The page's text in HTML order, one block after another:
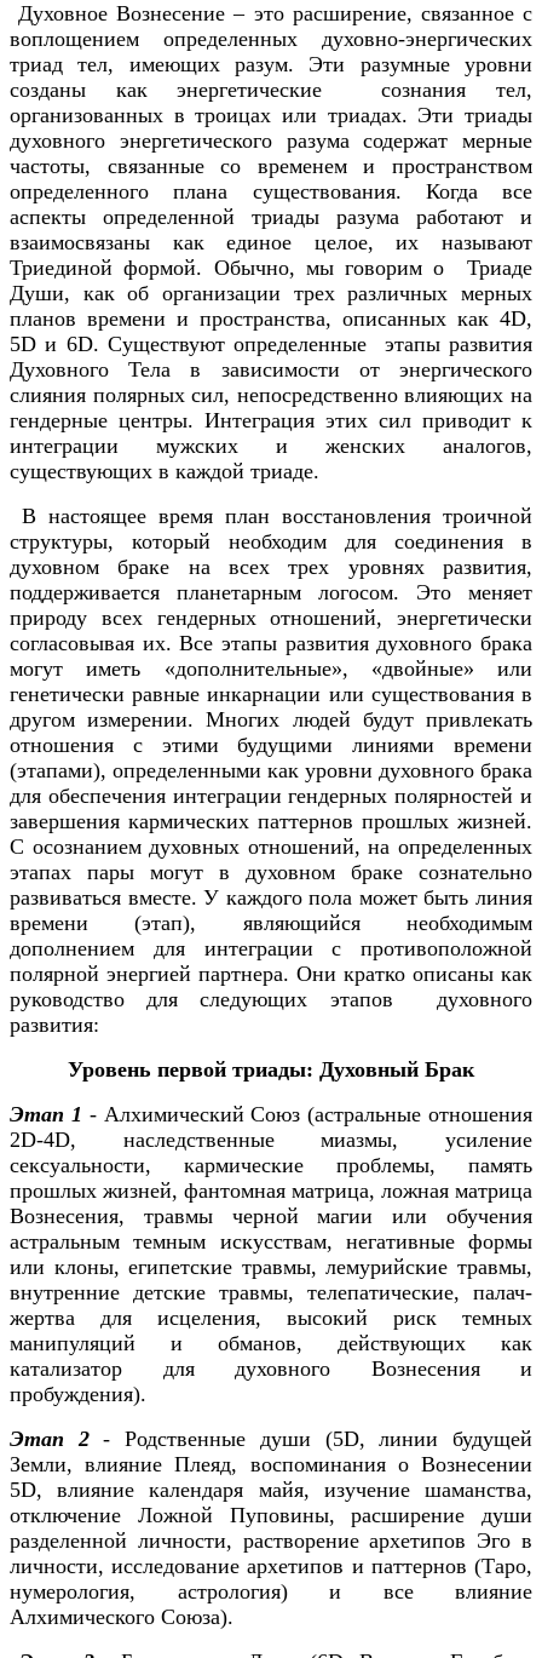
Духовное Вознесение – это расширение, связанное с
воплощением определенных духовно-энергических
триад тел, имеющих разум. Эти разумные уровни
созданы как энергетические сознания тел,
организованных в троицах или триадах. Эти триады
духовного энергетического разума содержат мерные
частоты, связанные со временем и пространством
определенного плана существования. Когда все
аспекты определенной триады разума работают и
взаимосвязаны как единое целое, их называют
Триединой формой. Обычно, мы говорим о Триаде
Души, как об организации трех различных мерных
планов времени и пространства, описанных как 4D,
5D и 6D. Существуют определенные этапы развития
Духовного Тела в зависимости от энергического
слияния полярных сил, непосредственно влияющих на
гендерные центры. Интеграция этих сил приводит к
интеграции мужских и женских аналогов,
существующих в каждой триаде.
В настоящее время план восстановления троичной
структуры, который необходим для соединения в
духовном браке на всех трех уровнях развития,
поддерживается планетарным логосом. Это меняет
природу всех гендерных отношений, энергетически
согласовывая их. Все этапы развития духовного брака
могут иметь «дополнительные», «двойные» или
генетически равные инкарнации или существования в
другом измерении. Многих людей будут привлекать
отношения с этими будущими линиями времени
(этапами), определенными как уровни духовного брака
для обеспечения интеграции гендерных полярностей и
завершения кармических паттернов прошлых жизней.
С осознанием духовных отношений, на определенных
этапах пары могут в духовном браке сознательно
развиваться вместе. У каждого пола может быть линия
времени (этап), являющийся необходимым
дополнением для интеграции с противоположной
полярной энергией партнера. Они кратко описаны как
руководство для следующих этапов духовного
развития:
Уровень первой триады: Духовный Брак
Этап 1 - Алхимический Союз (астральные отношения
2D-4D, наследственные миазмы, усиление
сексуальности, кармические проблемы, память
прошлых жизней, фантомная матрица, ложная матрица
Вознесения, травмы черной магии или обучения
астральным темным искусствам, негативные формы
или клоны, египетские травмы, лемурийские травмы,
внутренние детские травмы, телепатические, палач-
жертва для исцеления, высокий риск темных
манипуляций и обманов, действующих как
катализатор для духовного Вознесения и
пробуждения).
Этап 2- Родственные души (5D, линии будущей
Земли, влияние Плеяд, воспоминания о Вознесении
5D, влияние календаря майя, изучение шаманства,
отключение Ложной Пуповины, расширение души
разделенной личности, растворение архетипов Эго в
личности, исследование архетипов и паттернов (Таро,
нумерология, астрология) и все влияние
Алхимического Союза).